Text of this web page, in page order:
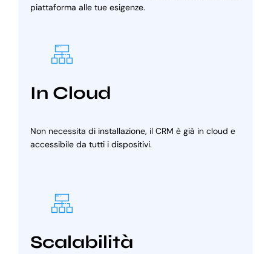
piattaforma alle tue esigenze.
In Cloud
Non necessita di installazione, il CRM è già in cloud e
accessibile da tutti i dispositivi.
Scalabilità